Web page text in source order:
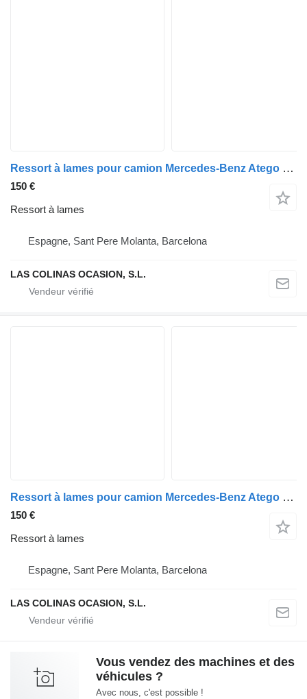
Ressort à lames pour camion Mercedes-Benz Atego 4-Cil. 4x2 BM 970/2/5/6 (1994->)
150 €
Ressort à lames
Espagne, Sant Pere Molanta, Barcelona
LAS COLINAS OCASION, S.L.
Ressort à lames pour camion Mercedes-Benz Atego 4-Cil. 4x2 BM 970/2/5/6 (1994->)
150 €
Ressort à lames
Espagne, Sant Pere Molanta, Barcelona
LAS COLINAS OCASION, S.L.
Vous vendez des machines et des
véhicules ?
Avec nous, c'est possible !